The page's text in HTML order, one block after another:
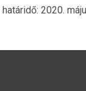
2020.